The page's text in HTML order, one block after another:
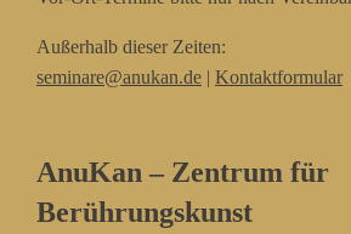
Außerhalb dieser Zeiten:
seminare@anukan.de | Kontaktformular
AnuKan – Zentrum für
Berührungskunst